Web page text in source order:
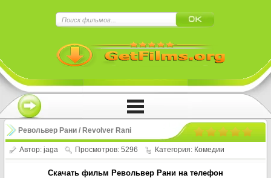
Револьвер Рани / Revolver Rani
Автор: jaga Просмотров: 5296 Категория: Комедии
Скачать фильм Револьвер Рани на телефон
Нажмите на
!!!Если Вы с телефона сперва нажмите на
троеточие в правом верхнем углу!!!